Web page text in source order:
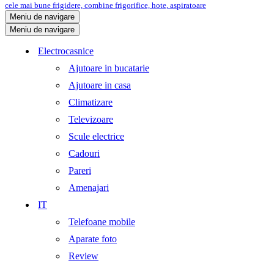
cele mai bune frigidere, combine frigorifice, hote, aspiratoare
Meniu de navigare
Meniu de navigare
Electrocasnice
Ajutoare in bucatarie
Ajutoare in casa
Climatizare
Televizoare
Scule electrice
Cadouri
Pareri
Amenajari
IT
Telefoane mobile
Aparate foto
Review